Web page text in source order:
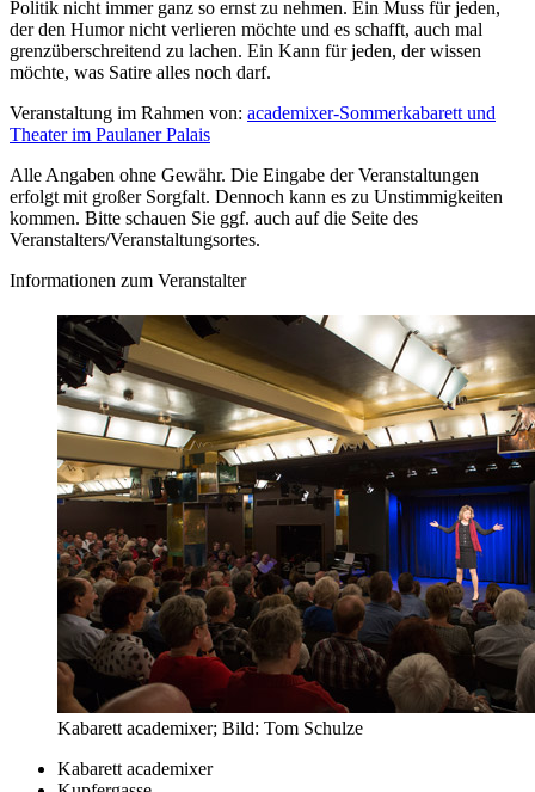
Politik nicht immer ganz so ernst zu nehmen. Ein Muss für jeden,
der den Humor nicht verlieren möchte und es schafft, auch mal
grenzüberschreitend zu lachen. Ein Kann für jeden, der wissen
möchte, was Satire alles noch darf.
Veranstaltung im Rahmen von: academixer-Sommerkabarett und
Theater im Paulaner Palais
Alle Angaben ohne Gewähr. Die Eingabe der Veranstaltungen
erfolgt mit großer Sorgfalt. Dennoch kann es zu Unstimmigkeiten
kommen. Bitte schauen Sie ggf. auch auf die Seite des
Veranstalters/Veranstaltungsortes.
Informationen zum Veranstalter
Kabarett academixer; Bild: Tom Schulze
Kabarett academixer